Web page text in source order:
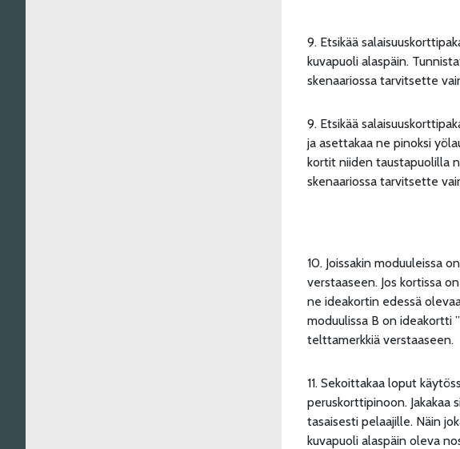
9. Etsikää
kuvapuoli alaspäin.
skenaariossa tarvitsette
9. Etsikää
ja asettakaa ne pinoksi
kortit niiden taustapuolilla
skenaariossa tarvitsette
10. Joissakin moduuleissa
verstaaseen. Jos kortissa
ne ideakortin edessä
moduulissa B on ideakortti
telttamerkkiä verstaaseen.
11. Sekoittakaa loput
peruskorttipinoon. Jakakaa
tasaisesti pelaajille. Näin
kuvapuoli alaspäin oleva